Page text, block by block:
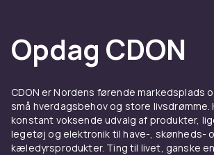
Opdag CDON
CDON er Nordens førende markedsplads
små hverdagsbehov og store livsdrømme.
konstant voksende udvalg af produkter,
legetøj og elektronik til have-, skønheds-
kæledyrsprodukter. Ting til livet, ganske